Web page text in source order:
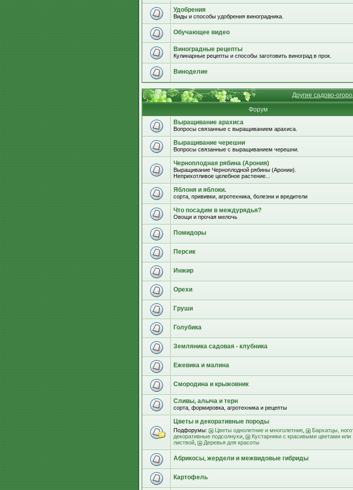
Удобрения
Виды и способы удобрения виноградника.
Обучающее видео
Виноградные рецепты
Кулинарные рецепты и способы заготовить виноград в прок.
Виноделие
Другие садово-
Форум
Выращивание арахиса
Вопросы связанные с выращиванием арахиса.
Выращивание черешни
Вопросы связанные с выращиванием черешни.
Черноплодная рябина (Арония)
Выращивание Черноплодной рябины (Аронии).
Неприхотливое целебное растение...
Яблоня и яблоки.
сорта, прививки, агротехника, болезни и вредители
Что посадим в междурядья?
Овощи и прочая мелочь
Помидоры
Персик
Инжир
Орехи
Груши
Голубика
Земляника садовая - клубника
Ежевика и малина
Смородина и крыжовник
Сливы, алыча и терн
сорта, формировка, агротехника и рецепты
Цветы и декоративные породы
Подфорумы: Цветы однолетние и многолетние
Бархатцы,
декоративные подсолнухи
Кустарники с красивыми цветами или
листвой
Деревья для красоты
Абрикосы, жердели и межвидовые гибриды
Картофель